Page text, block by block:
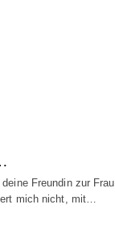
Freundin zur Frau
mich nicht, mit…